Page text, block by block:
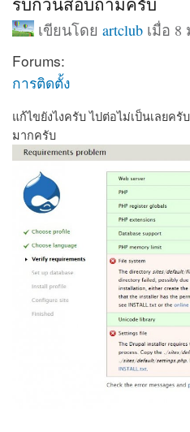
เขียนโดย artclubเมื่อ 8
Forums:
การติดตั้ง
แก้ไขยังไงครับ ไปต่อไม่เป็นเลยค
มากครับ